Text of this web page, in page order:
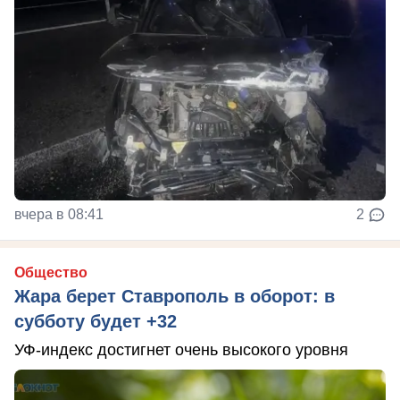
вчера в 08:41 2
Общество
Жара берет Ставрополь в оборот: в
субботу будет +32
УФ-индекс достигнет очень высокого уровня